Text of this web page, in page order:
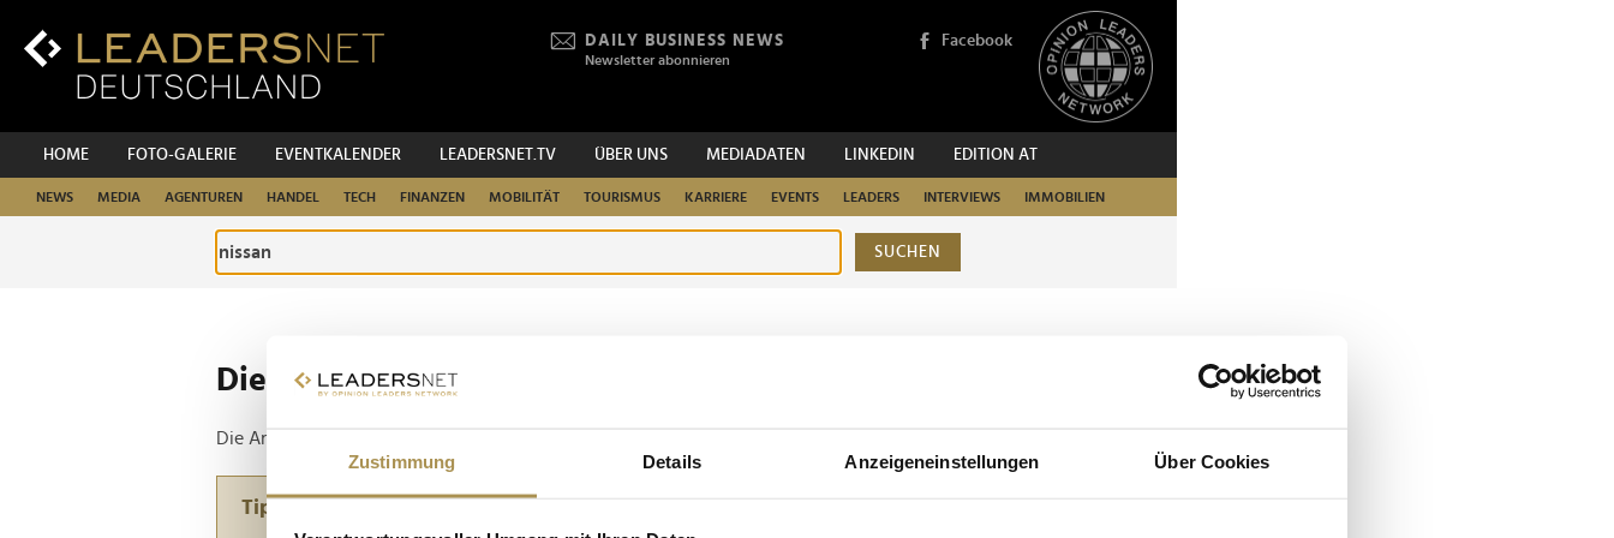
Zustimmung Details Anzeigeneinstellungen Über Cookies
Inhalt
DAILY BUSINESS NEWS
Newsletter abonnieren
Facebook
HOME FOTO-GALERIE EVENTKALENDER LEADERSNET.TV ÜBER UNS MEDIADATEN LINKEDIN EDITION AT
NEWS MEDIA AGENTUREN HANDEL TECH FINANZEN MOBILITÄT TOURISMUS KARRIERE EVENTS LEADERS INTERVIEWS IMMOBILIEN
SUCHEN
Die ganze Website durchsuchen
Die Anfrage ergab 1 Treffer.
Tipp